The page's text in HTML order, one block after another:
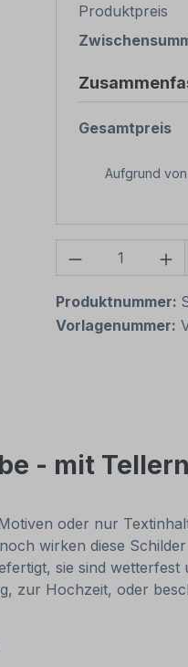
Produktpreis
Gesamtpreis
Aufgrund
Produkt
Produktnummer:
Vorlagenummer:
- mit
oder nur
wirken diese
sie sind
zur Hochzeit, oder